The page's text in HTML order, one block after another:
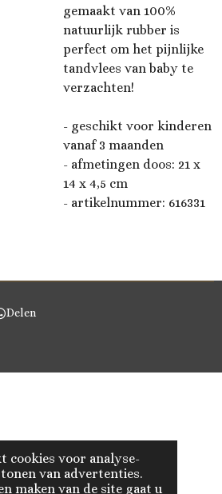
cookies voor analyse-
van advertenties.
maken van de site gaat u
gemaakt van 100%
natuurlijk rubber is
perfect om het pijnlijke
tandvlees van baby te
verzachten!
- geschikt voor kinderen
vanaf 3 maanden
- afmetingen doos: 21 x
14 x 4,5 cm
- artikelnummer: 616331
Delen